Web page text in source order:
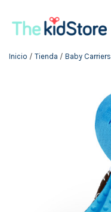
Inicio / Tienda / Baby Carriers